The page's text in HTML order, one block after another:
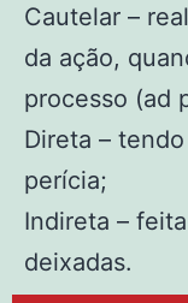
Cautelar –
da ação,
processo (ad
Direta –
perícia;
Indireta –
deixadas.